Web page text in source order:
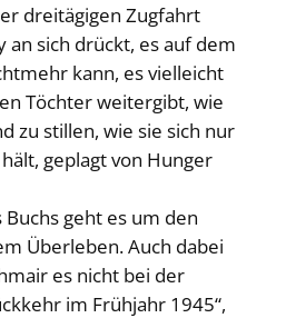
dreitägigen Zugfahrt
an sich drückt, es auf dem
kann, es vielleicht
Töchter weitergibt, wie
zu stillen, wie sie sich nur
geplagt von Hunger
geht es um den
Überleben. Auch dabei
es nicht bei der
im Frühjahr 1945“,